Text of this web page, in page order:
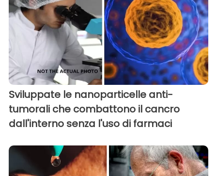
Sviluppate le nanoparticelle anti-
tumorali che combattono il cancro
dall'interno senza l'uso di farmaci